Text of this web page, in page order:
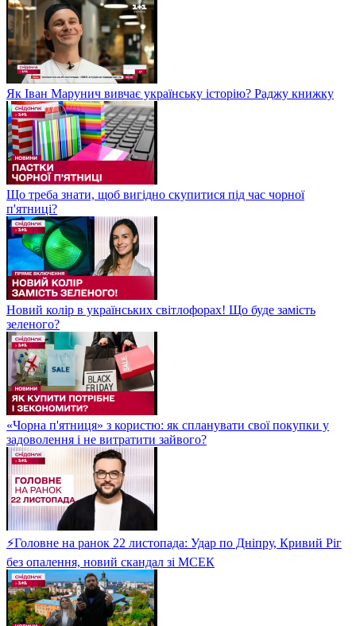
Як Іван Марунич вивчає українську історію? Раджу книжку
Що треба знати, щоб вигідно скупитися під час чорної
п'ятниці?
Новий колір в українських світлофорах! Що буде замість
зеленого?
«Чорна п'ятниця» з користю: як спланувати свої покупки у
задоволення і не витратити зайвого?
⚡Головне на ранок 22 листопада: Удар по Дніпру, Кривий Ріг
без опалення, новий скандал зі МСЕК